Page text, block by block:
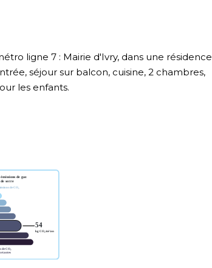
ligne 7 : Mairie d'Ivry, dans une résidence
séjour sur balcon, cuisine, 2 chambres,
les enfants.